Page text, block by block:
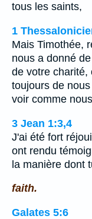
tous les saints,
1
Mais Timothée,
nous a donné
de votre charité,
toujours de
voir comme
3 Jean 1:3,4
J'ai été fort
ont rendu
la manière dont
faith.
Galates 5:6